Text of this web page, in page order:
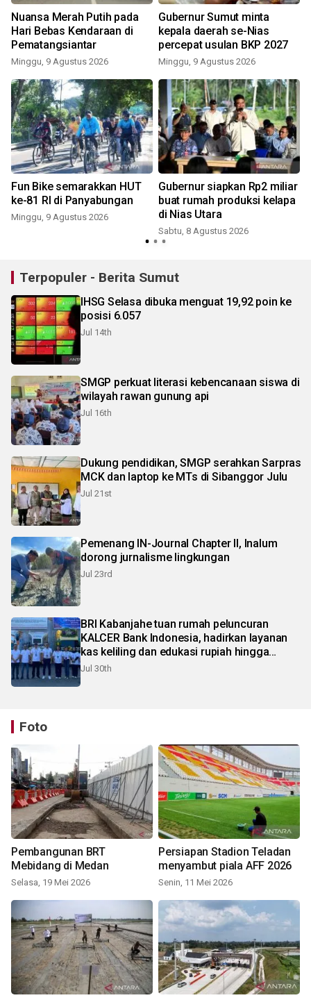
Nuansa Merah Putih pada
Hari Bebas Kendaraan di
Pematangsiantar
Minggu, 9 Agustus 2026
Gubernur Sumut minta
kepala daerah se-Nias
percepat usulan BKP 2027
Minggu, 9 Agustus 2026
Fun Bike semarakkan HUT
ke-81 RI di Panyabungan
Minggu, 9 Agustus 2026
Gubernur siapkan Rp2 miliar
buat rumah produksi kelapa
di Nias Utara
Sabtu, 8 Agustus 2026
Terpopuler - Berita Sumut
IHSG Selasa dibuka menguat 19,92 poin ke
posisi 6.057
Jul 14th
SMGP perkuat literasi kebencanaan siswa di
wilayah rawan gunung api
Jul 16th
Dukung pendidikan, SMGP serahkan Sarpras
MCK dan laptop ke MTs di Sibanggor Julu
Jul 21st
Pemenang IN-Journal Chapter II, Inalum
dorong jurnalisme lingkungan
Jul 23rd
BRI Kabanjahe tuan rumah peluncuran
KALCER Bank Indonesia, hadirkan layanan
kas keliling dan edukasi rupiah hingga
pelosok Karo
Jul 30th
Foto
Pembangunan BRT
Mebidang di Medan
Selasa, 19 Mei 2026
Persiapan Stadion Teladan
menyambut piala AFF 2026
Senin, 11 Mei 2026